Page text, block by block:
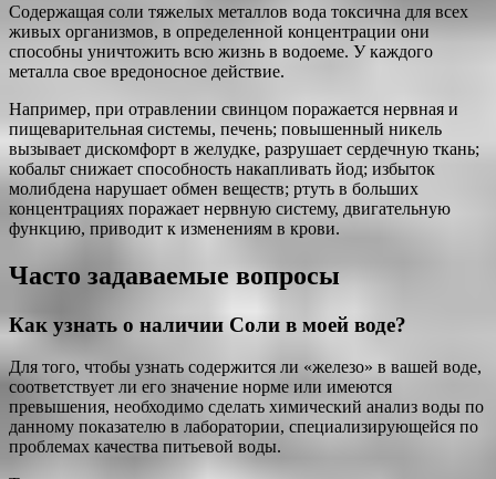
Содержащая соли тяжелых металлов вода токсична для всех
живых организмов, в определенной концентрации они
способны уничтожить всю жизнь в водоеме. У каждого
металла свое вредоносное действие.
Например, при отравлении свинцом поражается нервная и
пищеварительная системы, печень; повышенный никель
вызывает дискомфорт в желудке, разрушает сердечную ткань;
кобальт снижает способность накапливать йод; избыток
молибдена нарушает обмен веществ; ртуть в больших
концентрациях поражает нервную систему, двигательную
функцию, приводит к изменениям в крови.
Часто задаваемые вопросы
Как узнать о наличии Соли в моей воде?
Для того, чтобы узнать содержится ли «железо» в вашей воде,
соответствует ли его значение норме или имеются
превышения, необходимо сделать химический анализ воды по
данному показателю в лаборатории, специализирующейся по
проблемах качества питьевой воды.